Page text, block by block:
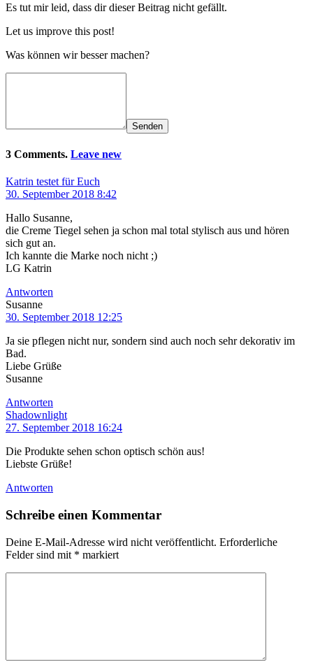
Es tut mir leid, dass dir dieser Beitrag nicht gefällt.
Let us improve this post!
Was können wir besser machen?
Senden
3 Comments. Leave new
Katrin testet für Euch
30. September 2018 8:42
Hallo Susanne,
die Creme Tiegel sehen ja schon mal total stylisch aus und hören
sich gut an.
Ich kannte die Marke noch nicht ;)
LG Katrin
Antworten
Susanne
30. September 2018 12:25
Ja sie pflegen nicht nur, sondern sind auch noch sehr dekorativ im
Bad.
Liebe Grüße
Susanne
Antworten
Shadownlight
27. September 2018 16:24
Die Produkte sehen schon optisch schön aus!
Liebste Grüße!
Antworten
Schreibe einen Kommentar
Deine E-Mail-Adresse wird nicht veröffentlicht. Erforderliche
Felder sind mit * markiert